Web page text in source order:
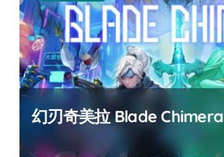
幻刃奇美拉 Blade Chimera